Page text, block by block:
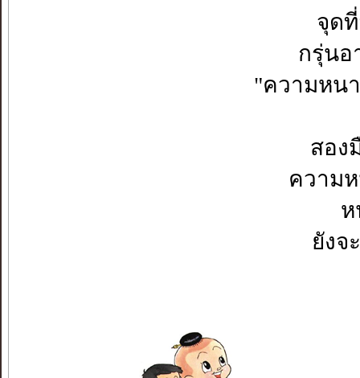
จุด
กรุ่นอ
"ความหน
สอง
ความ
ห
ยังจ